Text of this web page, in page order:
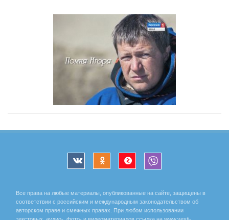
Все права на любые материалы, опубликованные на сайте, защищены в
соответствии с российским и международным законодательством об
авторском праве и смежных правах. При любом использовании